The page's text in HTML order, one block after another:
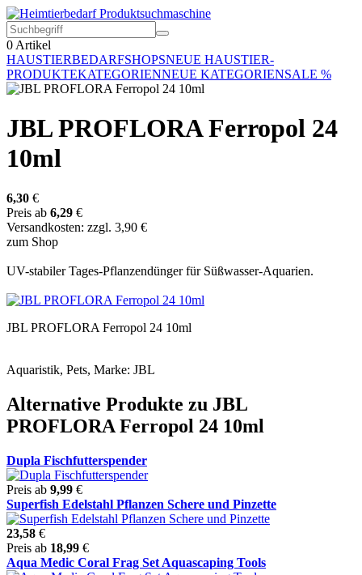
0 Artikel
HAUSTIERBEDARFSHOPSNEUE HAUSTIER-
PRODUKTEKATEGORIENNEUE KATEGORIENSALE %
JBL PROFLORA Ferropol 24
10ml
6,30 €
Preis ab 6,29 €
Versandkosten: zzgl. 3,90 €
zum Shop
UV-stabiler Tages-Pflanzendünger für Süßwasser-Aquarien.
JBL PROFLORA Ferropol 24 10ml
Aquaristik, Pets, Marke: JBL
Alternative Produkte zu JBL
PROFLORA Ferropol 24 10ml
Dupla Fischfutterspender
Preis ab 9,99 €
Superfish Edelstahl Pflanzen Schere und Pinzette
23,58 €
Preis ab 18,99 €
Aqua Medic Coral Frag Set Aquascaping Tools